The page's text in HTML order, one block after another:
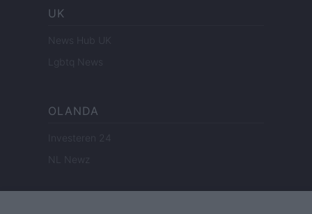
UK
News Hub UK
Lgbtq News
OLANDA
Investeren 24
NL Newz